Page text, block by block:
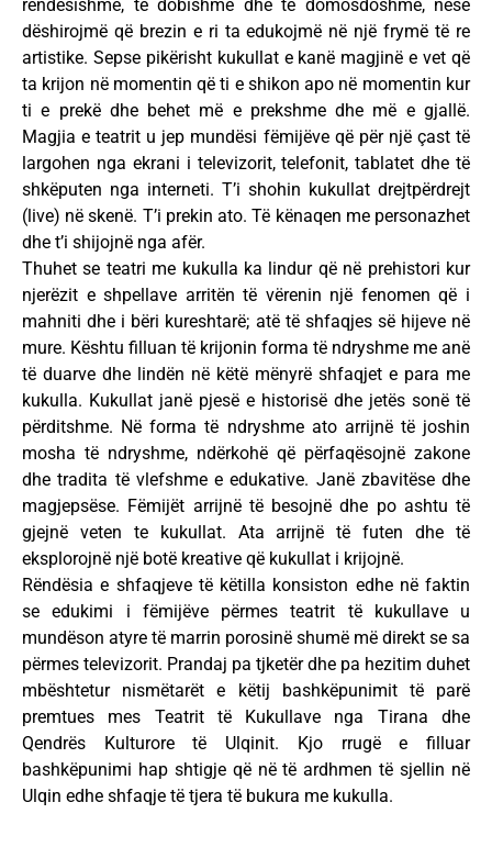
rëndësishme, të dobishme dhe të domosdoshme, nëse
dëshirojmë që brezin e ri ta edukojmë në një frymë të re
artistike. Sepse pikërisht kukullat e kanë magjinë e vet që
ta krijon në momentin që ti e shikon apo në momentin kur
ti e prekë dhe behet më e prekshme dhe më e gjallë.
Magjia e teatrit u jep mundësi fëmijëve që për një çast të
largohen nga ekrani i televizorit, telefonit, tablatet dhe të
shkëputen nga interneti. T’i shohin kukullat drejtpërdrejt
(live) në skenë. T’i prekin ato. Të kënaqen me personazhet
dhe t’i shijojnë nga afër.
Thuhet se teatri me kukulla ka lindur që në prehistori kur
njerëzit e shpellave arritën të vërenin një fenomen që i
mahniti dhe i bëri kureshtarë; atë të shfaqjes së hijeve në
mure. Kështu filluan të krijonin forma të ndryshme me anë
të duarve dhe lindën në këtë mënyrë shfaqjet e para me
kukulla. Kukullat janë pjesë e historisë dhe jetës sonë të
përditshme. Në forma të ndryshme ato arrijnë të joshin
mosha të ndryshme, ndërkohë që përfaqësojnë zakone
dhe tradita të vlefshme e edukative. Janë zbavitëse dhe
magjepsëse. Fëmijët arrijnë të besojnë dhe po ashtu të
gjejnë veten te kukullat. Ata arrijnë të futen dhe të
eksplorojnë një botë kreative që kukullat i krijojnë.
Rëndësia e shfaqjeve të këtilla konsiston edhe në faktin
se edukimi i fëmijëve përmes teatrit të kukullave u
mundëson atyre të marrin porosinë shumë më direkt se sa
përmes televizorit. Prandaj pa tjketër dhe pa hezitim duhet
mbështetur nismëtarët e këtij bashkëpunimit të parë
premtues mes Teatrit të Kukullave nga Tirana dhe
Qendrës Kulturore të Ulqinit. Kjo rrugë e filluar
bashkëpunimi hap shtigje që në të ardhmen të sjellin në
Ulqin edhe shfaqje të tjera të bukura me kukulla.